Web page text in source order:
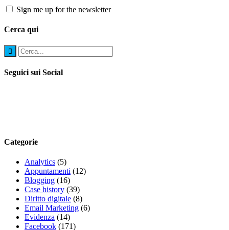
Sign me up for the newsletter
Cerca qui
Seguici sui Social
Categorie
Analytics (5)
Appuntamenti (12)
Blogging (16)
Case history (39)
Diritto digitale (8)
Email Marketing (6)
Evidenza (14)
Facebook (171)